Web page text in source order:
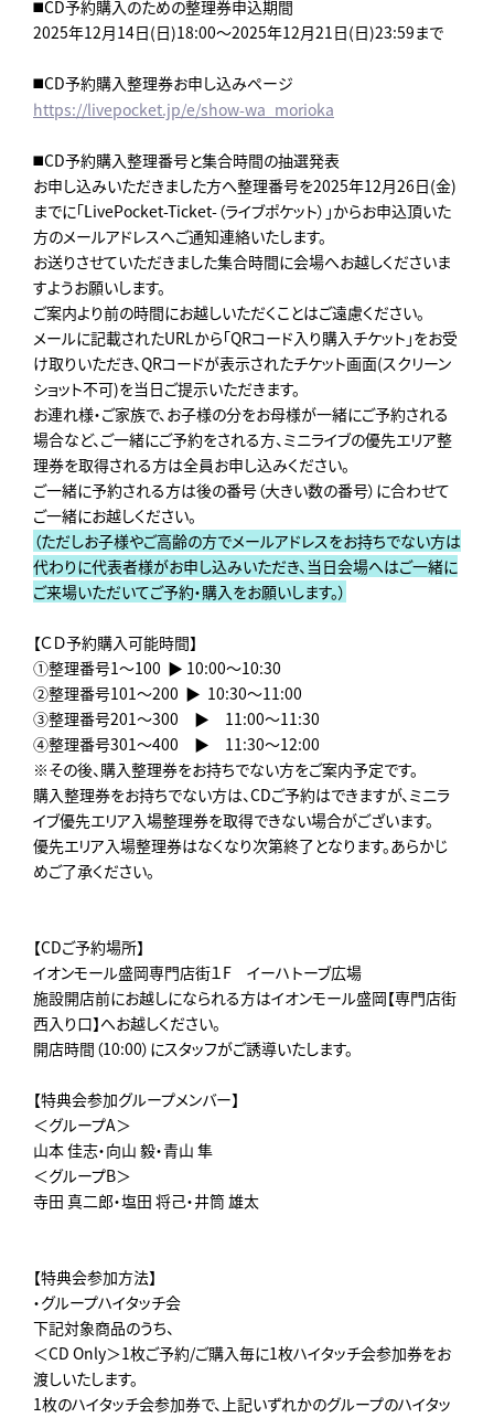
◼️CD予約購入のための整理券申込期間
2025年12月14日(日)18:00～2025年12月21日(日)23:59まで
◼️CD予約購入整理券お申し込みページ
https://livepocket.jp/e/show-wa_morioka
◼️CD予約購入整理番号と集合時間の抽選発表
お申し込みいただきました方へ整理番号を2025年12月26日(金)
までに「LivePocket-Ticket-（ライブポケット）」からお申込頂いた
方のメールアドレスへご通知連絡いたします。
お送りさせていただきました集合時間に会場へお越しくださいま
すようお願いします。
ご案内より前の時間にお越しいただくことはご遠慮ください。
メールに記載されたURLから「QRコード入り購入チケット」をお受
け取りいただき、QRコードが表示されたチケット画面(スクリーン
ショット不可)を当日ご提示いただきます。
お連れ様・ご家族で、お子様の分をお母様が一緒にご予約される
場合など、ご一緒にご予約をされる方、ミニライブの優先エリア整
理券を取得される方は全員お申し込みください。
ご一緒に予約される方は後の番号（大きい数の番号）に合わせて
ご一緒にお越しください。
（ただしお子様やご高齢の方でメールアドレスをお持ちでない方は
代わりに代表者様がお申し込みいただき、当日会場へはご一緒に
ご来場いただいてご予約・購入をお願いします。）
【ＣＤ予約購入可能時間】
①整理番号1～100 ▶︎ 10:00～10:30
②整理番号101～200 ▶︎ 10:30～11:00
③整理番号201～300 ▶︎ 11:00～11:30
④整理番号301～400 ▶︎ 11:30～12:00
※その後、購入整理券をお持ちでない方をご案内予定です。
購入整理券をお持ちでない方は、CDご予約はできますが、ミニラ
イブ優先エリア入場整理券を取得できない場合がございます。
優先エリア入場整理券はなくなり次第終了となります。あらかじ
めご了承ください。
【CDご予約場所】
イオンモール盛岡専門店街１F イーハトーブ広場
施設開店前にお越しになられる方はイオンモール盛岡【専門店街
西入り口】へお越しください。
開店時間（10:00）にスタッフがご誘導いたします。
【特典会参加グループメンバー】
＜グループA＞
山本 佳志・向山 毅・青山 隼
＜グループB＞
寺田 真二郎・塩田 将己・井筒 雄太
【特典会参加方法】
・グループハイタッチ会
下記対象商品のうち、
＜CD Only＞1枚ご予約/ご購入毎に1枚ハイタッチ会参加券をお
渡しいたします。
1枚のハイタッチ会参加券で、上記いずれかのグループのハイタッ